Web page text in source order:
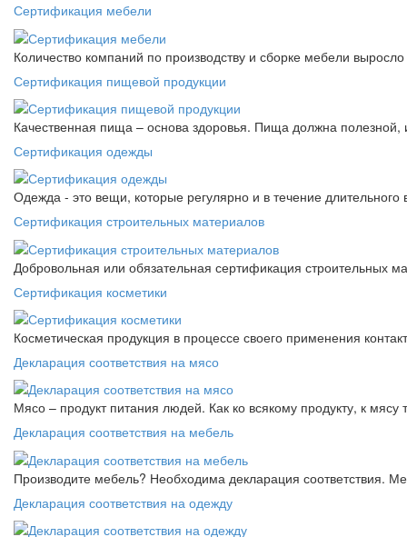
Сертификация мебели
Количество компаний по производству и сборке мебели
Сертификация пищевой продукции
Качественная пища – основа здоровья. Пища должна
Сертификация одежды
Одежда - это вещи, которые регулярно и в течение
Сертификация строительных материалов
Добровольная или обязательная сертификация строительных
Сертификация косметики
Косметическая продукция в процессе своего применения
Декларация соответствия на мясо
Мясо – продукт питания людей. Как ко всякому продукту, к мясу
Декларация соответствия на мебель
Производите мебель? Необходима декларация соответствия.
Декларация соответствия на одежду